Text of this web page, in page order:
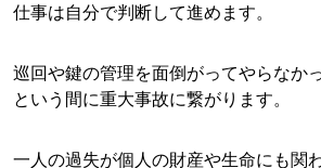
仕事は自分で判断して進めます。
巡回や鍵の管理を面倒がってやらなか
という間に重大事故に繋がります。
一人の過失が個人の財産や生命にも関